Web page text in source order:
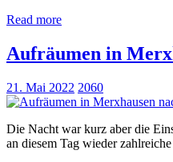
Read more
Aufräumen in
21. Mai 2022 2060
Die Nacht war kurz aber die
an diesem Tag wieder